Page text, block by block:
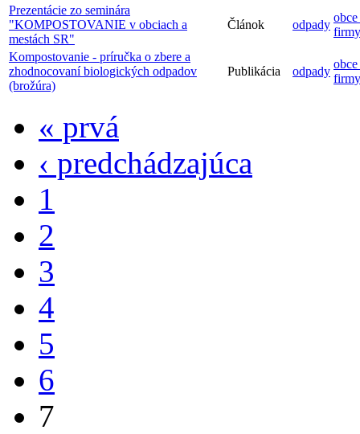
Prezentácie zo seminára
"KOMPOSTOVANIE v obciach a
mestách SR"
Článok odpady
obce
firmy
Kompostovanie - príručka o zbere a
zhodnocovaní biologických odpadov
(brožúra)
Publikácia odpady
obce
firmy
« prvá
‹ predchádzajúca
1
2
3
4
5
6
7